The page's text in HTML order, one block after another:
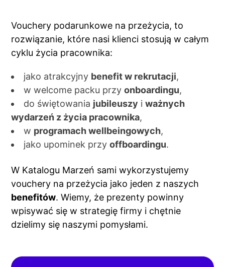
Vouchery podarunkowe na przeżycia, to
rozwiązanie, które nasi klienci stosują w całym
cyklu życia pracownika:
jako atrakcyjny benefit w rekrutacji,
w welcome packu przyonboardingu,
do świętowania jubileuszy iważnych
wydarzeń z życia pracownika,
w programach wellbeingowych,
jako upominek przyoffboardingu.
W Katalogu Marzeń sami wykorzystujemy
vouchery na przeżycia jako jeden z naszych
benefitów. Wiemy, że prezenty powinny
wpisywać się w strategię firmy i chętnie
dzielimy się naszymi pomysłami.